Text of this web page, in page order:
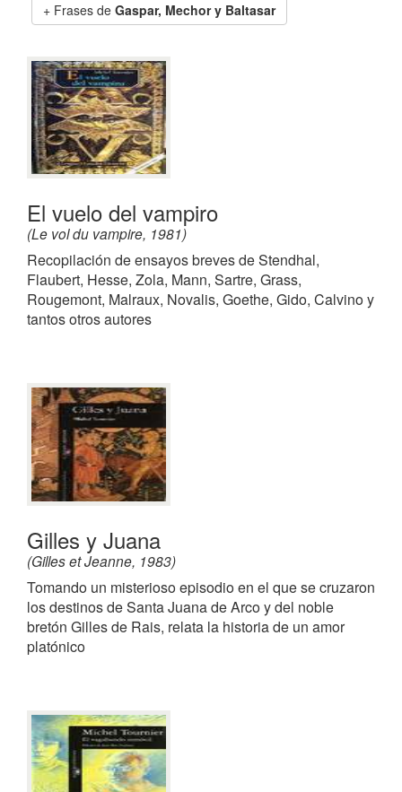
Frases de Gaspar, Mechor y Baltasar
El vuelo del vampiro
(Le vol du vampire, 1981)
Recopilación de ensayos breves de Stendhal,
Flaubert, Hesse, Zola, Mann, Sartre, Grass,
Rougemont, Malraux, Novalis, Goethe, Gido, Calvino y
tantos otros autores
Gilles y Juana
(Gilles et Jeanne, 1983)
Tomando un misterioso episodio en el que se cruzaron
los destinos de Santa Juana de Arco y del noble
bretón Gilles de Rais, relata la historia de un amor
platónico